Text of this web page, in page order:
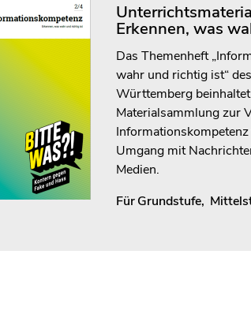
Erkennen, was
Das Themenheft
wahr und richtig ist“
Württemberg
Materialsammlung zur
Umgang mit
Medien.
FürGrundstufe,